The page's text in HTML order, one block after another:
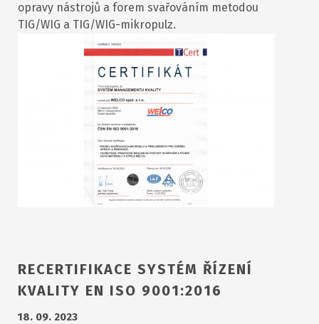
opravy nástrojů a forem svařováním metodou
TIG/WIG a TIG/WIG-mikropulz.
RECERTIFIKACE SYSTÉM ŘÍZENÍ
KVALITY EN ISO 9001:2016
18. 09. 2023